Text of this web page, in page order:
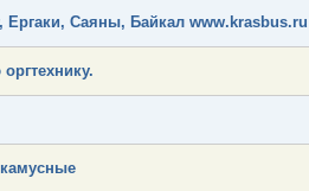
Ергаки, Саяны, Байкал www.krasbus.ru